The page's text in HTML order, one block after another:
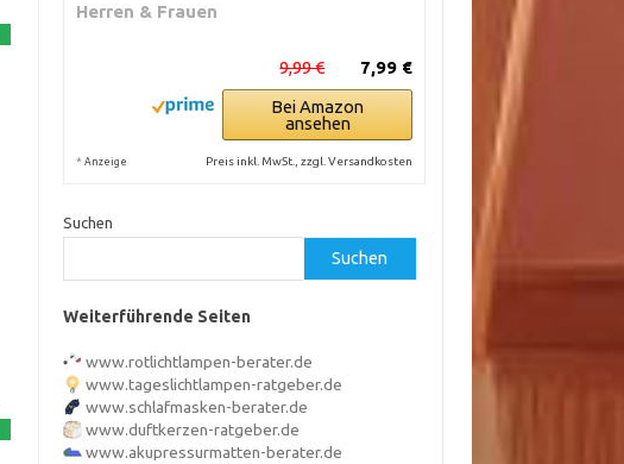
Herren & Frauen
7,99 €
9,99 €
Bei Amazon
ansehen
* Anzeige Preis inkl. MwSt., zzgl. Versandkosten
Suchen
Suchen
Weiterführende Seiten
www.rotlichtlampen-berater.de
www.tageslichtlampen-ratgeber.de
www.schlafmasken-berater.de
www.duftkerzen-ratgeber.de
www.akupressurmatten-berater.de